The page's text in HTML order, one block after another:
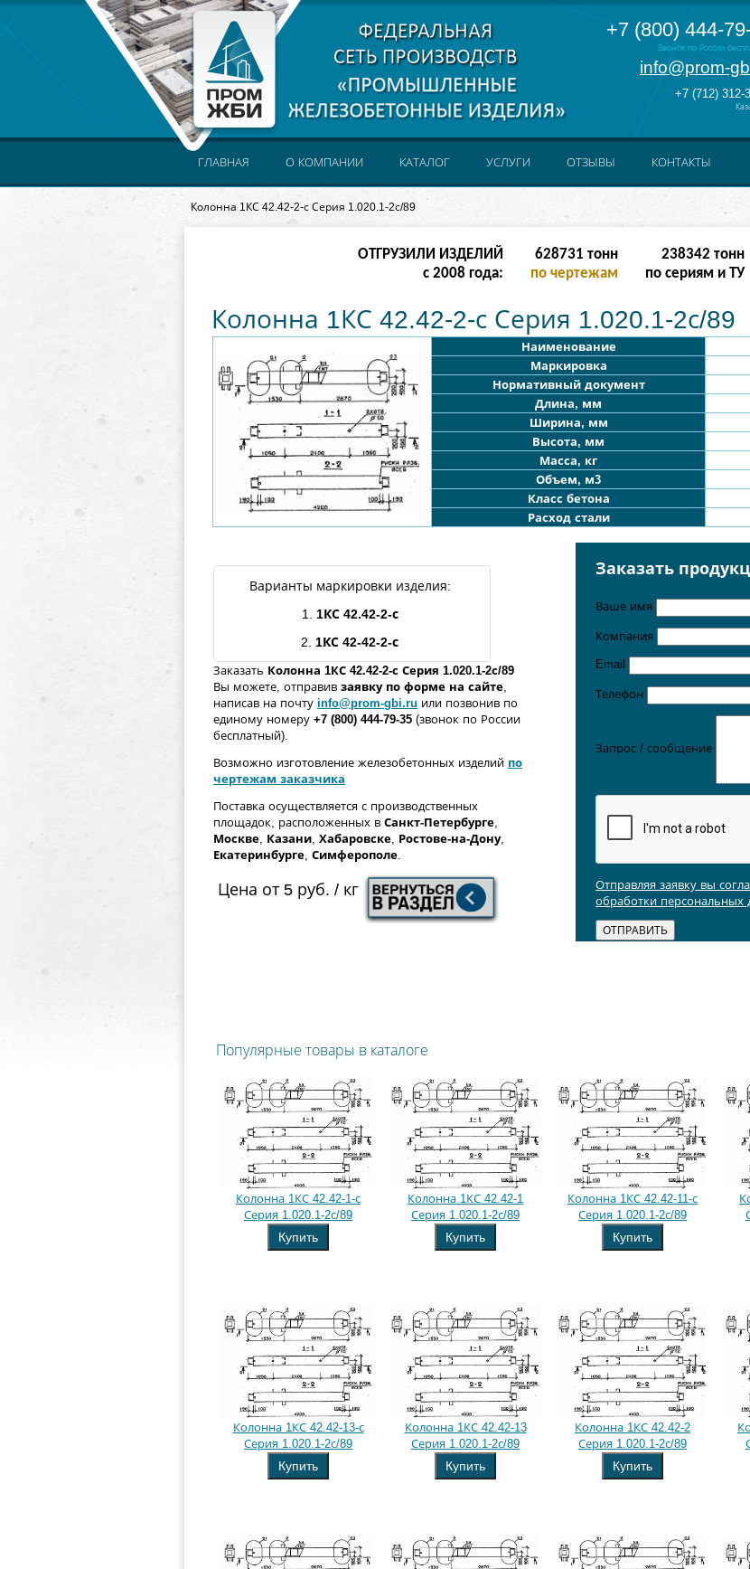
+7 (800) 444-
Звонок по России
info@prom-
+7 (712) 312-
Колонна 1КС 42.42-2-с Серия 1.020.1-2с/89
ГЛАВНАЯ О КОМПАНИИ КАТАЛОГ УСЛУГИ ОТЗЫВЫ КОНТАКТЫ
ОТГРУЗИЛИ ИЗДЕЛИЙ
с 2008 года:
628731 тонн
по чертежам
238342 тонн
по сериям и ТУ
Колонна 1КС 42.42-2-с Серия 1.020.1-2с/89
Наименование
Маркировка
Нормативный документ
Длина, мм
Ширина, мм
Высота, мм
Масса, кг
Объем, м3
Класс бетона
Расход стали
Варианты маркировки изделия:
1. 1КС 42.42-2-с
2.
1КС 42-42-2-с
Заказать Колонна 1КС 42.42-2-с Серия 1.020.1-2с/89
Вы можете, отправив заявку по форме на сайте,
написав на почту info@prom-gbi.ru или позвонив по
единому номеру +7 (800) 444-79-35 (звонок по России
бесплатный).
Возможно изготовление железобетонных изделий по
чертежам заказчика
Поставка осуществляется с производственных
площадок, расположенных в Санкт-Петербурге,
Москве, Казани, Хабаровске, Ростове-на-Дону,
Екатеринбурге, Симферополе.
Цена от 5 руб. / кг
Заказать
Ваше имя
Компания
Email
Телефон
Запрос / сообщение
Отправляя заявку вы
обработки персональных
Популярные товары в каталоге
Колонна 1КС 42.42-1-с
Серия 1.020.1-2с/89
Купить
Колонна 1КС 42.42-1
Серия 1.020.1-2с/89
Купить
Колонна 1КС 42.42-11-с
Серия 1.020.1-2с/89
Купить
Колонна 1КС 42.42-13-с
Серия 1.020.1-2с/89
Купить
Колонна 1КС 42.42-13
Серия 1.020.1-2с/89
Купить
Колонна 1КС 42.42-2
Серия 1.020.1-2с/89
Купить